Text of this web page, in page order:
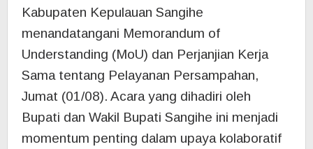
Kabupaten Kepulauan Sangihe
menandatangani Memorandum of
Understanding (MoU) dan Perjanjian Kerja
Sama tentang Pelayanan Persampahan,
Jumat (01/08). Acara yang dihadiri oleh
Bupati dan Wakil Bupati Sangihe ini menjadi
momentum penting dalam upaya kolaboratif